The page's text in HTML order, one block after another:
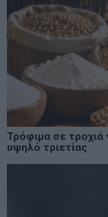
Τρόφιμα σε
υψηλό τριετίας